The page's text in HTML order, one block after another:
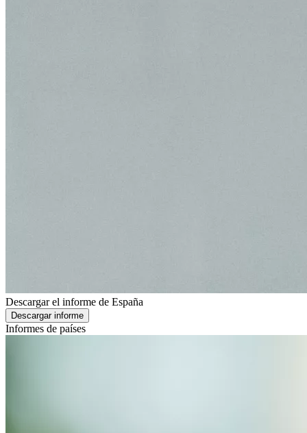
Descargar el informe de España
Descargar informe
Informes de países